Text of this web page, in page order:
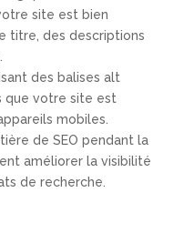
site est bien
titre, des descriptions
des balises alt
que votre site est
mobiles.
de SEO pendant la
améliorer la visibilité
de recherche.